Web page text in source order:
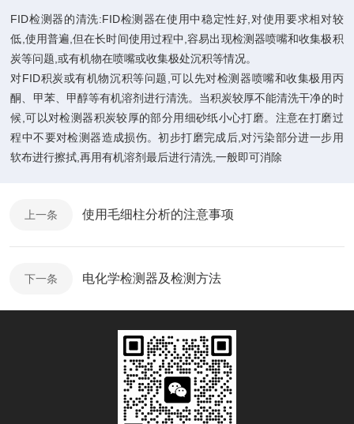
FID检测器的清洗:FID检测器在使用中稳定性好,对使用要求相对较
低,使用普遍,但在长时间使用过程中,容易出现检测器喷嘴和收集极积
炭等问题,或有机物在喷嘴或收集极处沉积等情况。
对FID积炭或有机物沉积等问题,可以先对检测器喷嘴和收集极用丙
酮、甲苯、甲醇等有机溶剂进行清洗。当积炭较厚不能清洗干净的时
候,可以对检测器积炭较厚的部分用细砂纸小心打磨。注意在打磨过
程中不要对检测器造成损伤。初步打磨完成后,对污染部分进一步用
软布进行擦拭,再用有机溶剂最后进行清洗,一般即可消除
上一条 使用毛细柱分析的注意事项
下一条 电化学检测器及检测方法